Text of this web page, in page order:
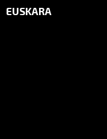
EUSKARA